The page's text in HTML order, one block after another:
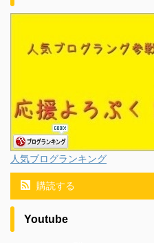
人気ブログランキング
購読する
Youtube